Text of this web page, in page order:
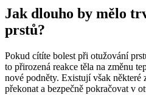
Jak dlouho by mělo
prstů?
Pokud cítíte bolest při otužování
to přirozená reakce těla na změnu
nové podněty. Existují však některé
překonat a bezpečně pokračovat v